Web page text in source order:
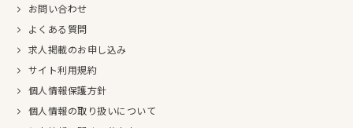
お問い合わせ
よくある質問
求人掲載のお申し込み
サイト利用規約
個人情報保護方針
個人情報の取り扱いについて